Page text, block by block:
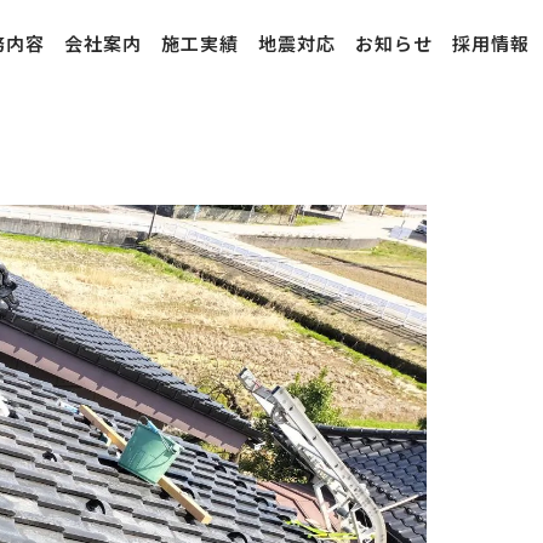
内容 会社案内 施工実績 地震対応 お知らせ 採用情報